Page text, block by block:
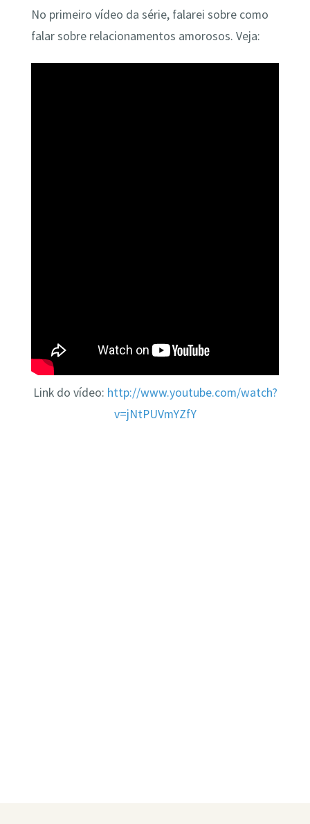
No primeiro vídeo da série, falarei sobre como
falar sobre relacionamentos amorosos. Veja:
Link do vídeo: http://www.youtube.com/watch?
v=jNtPUVmYZfY